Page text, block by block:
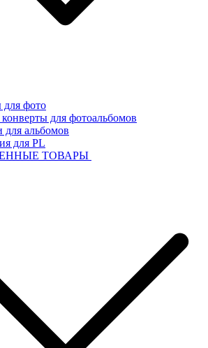
фото
для фотоальбомов
для альбомов
для PL
ТОВАРЫ